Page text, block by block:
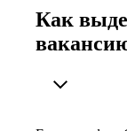
Как